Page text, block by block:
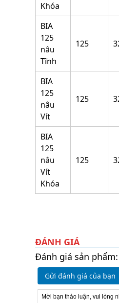
Khóa
BIA
125
nâu
Tĩnh
125
BIA
125
nâu
Vít
125
BIA
125
nâu
Vít
Khóa
125
ĐÁNH GIÁ
Đánh giá sản
Gửi đánh giá của bạn